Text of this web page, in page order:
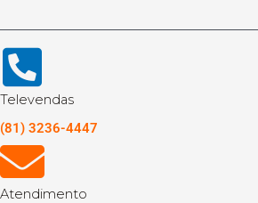
Televendas
(81) 3236-4447
Atendimento